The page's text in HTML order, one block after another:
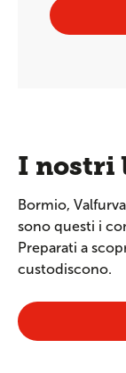
I nostri
Bormio,
sono questi i
Preparati a
custodiscono.